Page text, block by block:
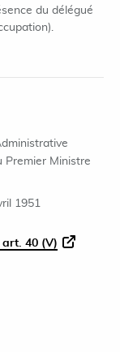
du délégué
Premier Ministre
1951
40 (V)